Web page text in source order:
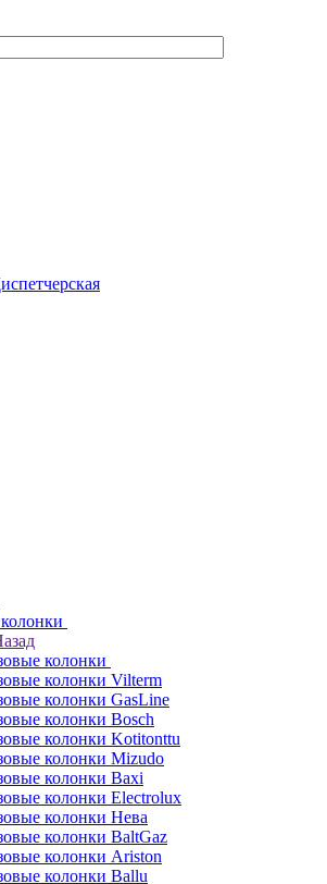
колонки
колонки Vilterm
колонки GasLine
колонки Bosch
колонки Kotitonttu
колонки Mizudo
колонки Baxi
колонки Electrolux
колонки Нева
колонки BaltGaz
колонки Ariston
колонки Ballu